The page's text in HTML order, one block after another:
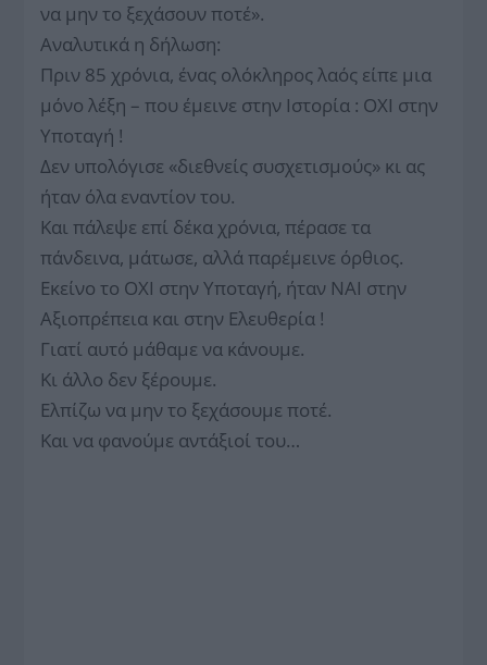
να μην το ξεχάσουν ποτέ».
Αναλυτικά η δήλωση:
Πριν 85 χρόνια, ένας ολόκληρος λαός είπε μια
μόνο λέξη – που έμεινε στην Ιστορία : ΟΧΙ στην
Υποταγή !
Δεν υπολόγισε «διεθνείς συσχετισμούς» κι ας
ήταν όλα εναντίον του.
Και πάλεψε επί δέκα χρόνια, πέρασε τα
πάνδεινα, μάτωσε, αλλά παρέμεινε όρθιος.
Εκείνο το ΟΧΙ στην Υποταγή, ήταν ΝΑΙ στην
Αξιοπρέπεια και στην Ελευθερία !
Γιατί αυτό μάθαμε να κάνουμε.
Κι άλλο δεν ξέρουμε.
Ελπίζω να μην το ξεχάσουμε ποτέ.
Και να φανούμε αντάξιοί του…